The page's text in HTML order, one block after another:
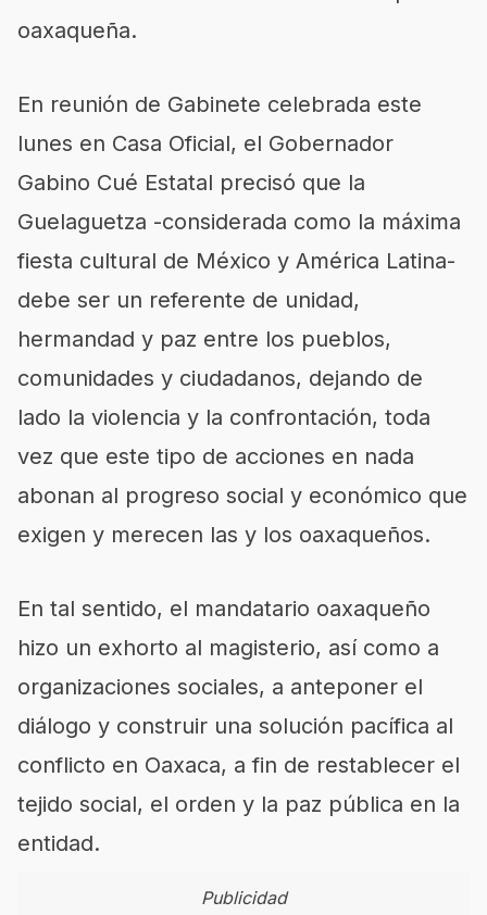
oaxaqueña.
En reunión de Gabinete celebrada este
lunes en Casa Oficial, el Gobernador
Gabino Cué Estatal precisó que la
Guelaguetza -considerada como la máxima
fiesta cultural de México y América Latina-
debe ser un referente de unidad,
hermandad y paz entre los pueblos,
comunidades y ciudadanos, dejando de
lado la violencia y la confrontación, toda
vez que este tipo de acciones en nada
abonan al progreso social y económico que
exigen y merecen las y los oaxaqueños.
En tal sentido, el mandatario oaxaqueño
hizo un exhorto al magisterio, así como a
organizaciones sociales, a anteponer el
diálogo y construir una solución pacífica al
conflicto en Oaxaca, a fin de restablecer el
tejido social, el orden y la paz pública en la
entidad.
Publicidad